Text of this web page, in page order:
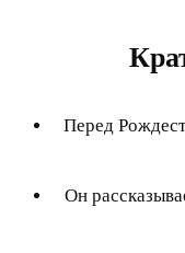
Перед
Он